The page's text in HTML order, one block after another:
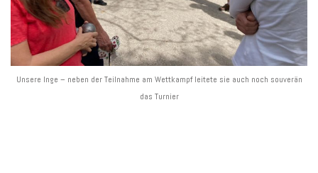
Unsere Inge – neben der Teilnahme am Wettkampf leitete sie auch noch souverän
das Turnier